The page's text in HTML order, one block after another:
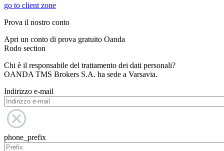
go to client zone
Prova il nostro conto
Apri un conto di prova gratuito Oanda
Rodo section
Chi è il responsabile del trattamento dei dati personali?
OANDA TMS Brokers S.A. ha sede a Varsavia.
Indirizzo e-mail
phone_prefix